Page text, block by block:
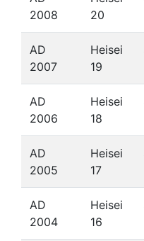
2008
20
AD
2007
Heisei
19
AD
2006
Heisei
18
AD
2005
Heisei
17
AD
2004
Heisei
16